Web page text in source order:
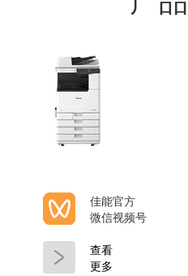
佳能官方
微信视频号
查看
更多